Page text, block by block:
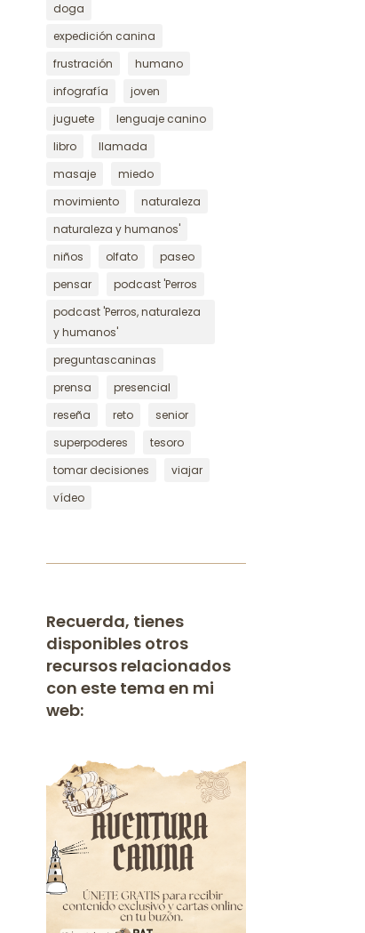
doga
expedición canina
frustración
humano
infografía
joven
juguete
lenguaje canino
libro
llamada
masaje
miedo
movimiento
naturaleza
naturaleza y humanos'
niños
olfato
paseo
pensar
podcast 'Perros
podcast 'Perros, naturaleza
y humanos'
preguntascaninas
prensa
presencial
reseña
reto
senior
superpoderes
tesoro
tomar decisiones
viajar
vídeo
Recuerda, tienes
disponibles otros
recursos relacionados
con este tema en mi
web: